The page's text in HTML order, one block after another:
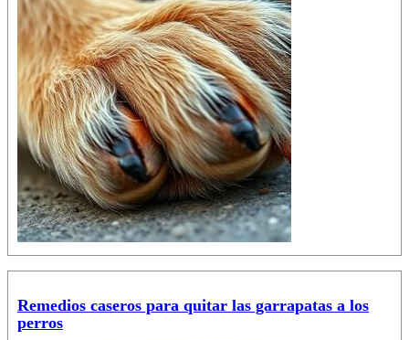
Remedios caseros para quitar las garrapatas a los
perros